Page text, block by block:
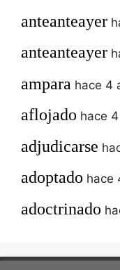
anteanteayer
anteanteayer
ampara hace 4
aflojado hace
adjudicarse
adoptado hace
adoctrinado